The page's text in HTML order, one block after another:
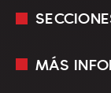
En Vivo
MÁS